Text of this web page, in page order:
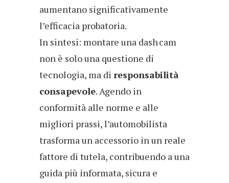
aumentano significativamente
l’efficacia probatoria.
In sintesi: montare una dash cam
non è solo una questione di
tecnologia, ma di responsabilità
consapevole. Agendo in
conformità alle norme e alle
migliori prassi, l’automobilista
trasforma un accessorio in un reale
fattore di tutela, contribuendo a una
guida più informata, sicura e